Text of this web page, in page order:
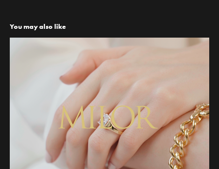
You may also like